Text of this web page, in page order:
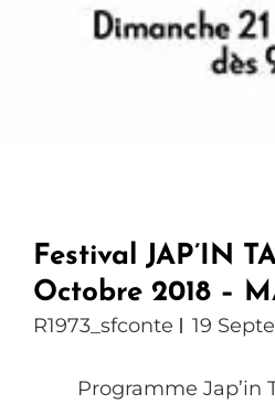
Festival JAP’IN
Octobre 2018 –
R1973_sfconte 19
Programme Jap’in